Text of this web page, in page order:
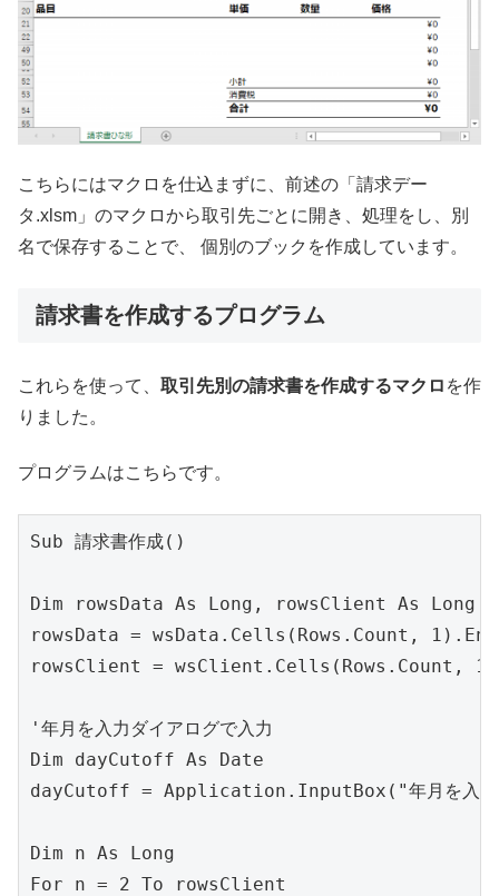
こちらにはマクロを仕込まずに、前述の「請求デー
タ.xlsm」のマクロから取引先ごとに開き、処理をし、別
名で保存することで、 個別のブックを作成しています。
請求書を作成するプログラム
これらを使って、 取引先別の請求書を作成するマクロ を作
りました。
プログラムはこちらです。
Sub 請求書作成()
Dim rowsData As Long, rowsClient As Long
rowsData = wsData.Cells(Rows.Count,
rowsClient = wsClient.Cells(Rows.Count,
'年月を入力ダイアログで入力
Dim dayCutoff As Date
dayCutoff = Application.InputBox("年月を入力
Dim n As Long
For n = 2 To rowsClient